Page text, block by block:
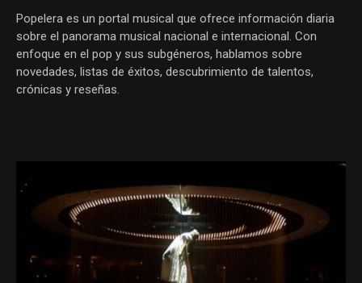
Popelera es un portal musical que ofrece información diaria
sobre el panorama musical nacional e internacional. Con
enfoque en el pop y sus subgéneros, hablamos sobre
novedades, listas de éxitos, descubrimiento de talentos,
crónicas y reseñas.